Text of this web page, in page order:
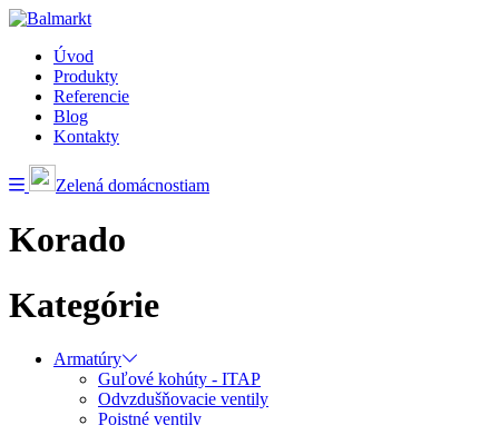
Úvod
Produkty
Referencie
Blog
Kontakty
Zelená domácnostiam
Korado
Kategórie
Armatúry
Guľové kohúty - ITAP
Odvzdušňovacie ventily
Poistné ventily